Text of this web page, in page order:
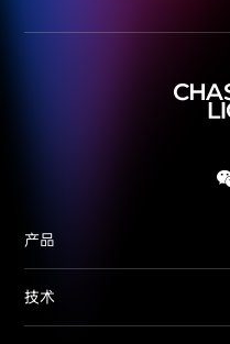
产品
技术